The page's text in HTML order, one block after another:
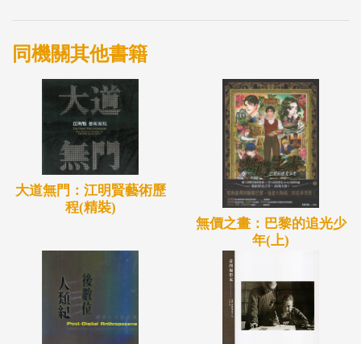
同機關其他書籍
大道無門：江明賢藝術歷
程(精裝)
無價之畫：巴黎的追光少
年(上)